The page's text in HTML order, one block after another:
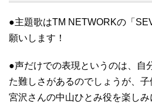
●主題歌はTM NETWORKの「
願いします！
●声だけでの表現というのは、自
た難しさがあるのでしょうが、
宮沢さんの中山ひとみ役を楽しみ